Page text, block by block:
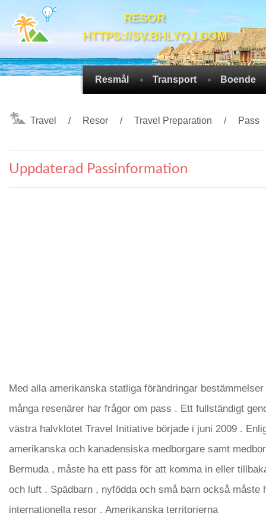
RESOR
HTTPS://SV.BHLYQJ.COM
Resmål Transport Boende
Travel Resor Travel Preparation Pass
Uppdaterad Passinformation
Med alla amerikanska statliga förändringar
många resenärer har frågor om pass . Ett fullständigt
västra halvklotet Travel Initiative började i juni 2009 .
amerikanska och kanadensiska medborgare samt
Bermuda , måste ha ett pass för att komma in eller
och luft . Spädbarn , nyfödda och små barn också måste
internationella resor . Amerikanska territorierna